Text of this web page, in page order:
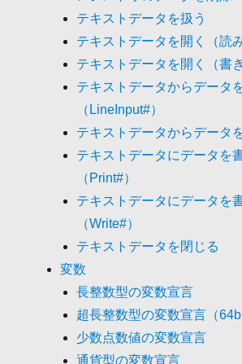
テキストデータを扱う
テキストデータを開く（読
テキストデータを開く（書
テキストデータからデータ
（LineInput#）
テキストデータからデータ
テキストデータにデータを
（Print#）
テキストデータにデータを
（Write#）
テキストデータを閉じる
変数
長整数型の変数宣言
超長整数型の変数宣言（
少数点数値の変数宣言
通貨型の変数宣言